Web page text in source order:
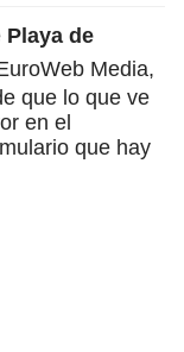
Playa de
Media,
que lo que ve
en el
que hay